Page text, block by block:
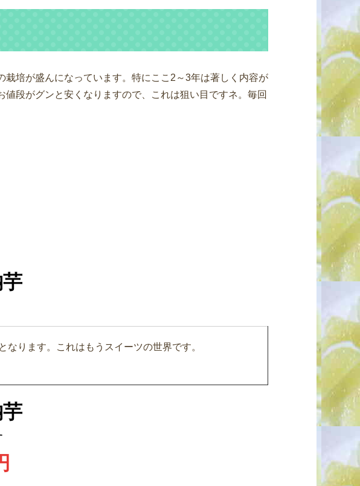
栽培が盛んになっています。特にここ2～3年は著しく内容が
値段がグンと安くなりますので、これは狙い目ですネ。毎回
ります。これはもうスイーツの世界です。